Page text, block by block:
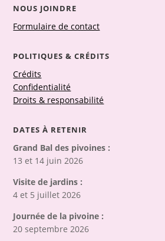
NOUS JOINDRE
Formulaire de contact
POLITIQUES & CRÉDITS
Crédits
Confidentialité
Droits & responsabilité
DATES À RETENIR
Grand Bal des pivoines :
13 et 14 juin 2026
Visite de jardins :
4 et 5 juillet 2026
Journée de la pivoine :
20 septembre 2026